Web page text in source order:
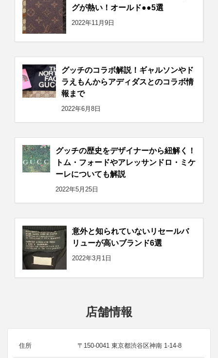
グが熱い！オールド●●5選
2022年11月9日
グッチのコラボ解説！ギャルソンやド
ラえもんからアディダスとのコラボ情
報まで
2022年6月8日
グッチの歴史をデザイナーから紐解く！
トム・フォードやアレッサンドロ・ミケ
ーレについても解説
2022年5月25日
意外と知られていないリセールバ
リューが高いブランド6選
2022年3月1日
店舗情報
住所 〒150-0041 東京都渋谷区神南 1-14-8